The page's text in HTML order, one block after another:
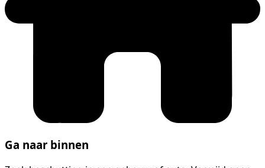
Ga naar binnen